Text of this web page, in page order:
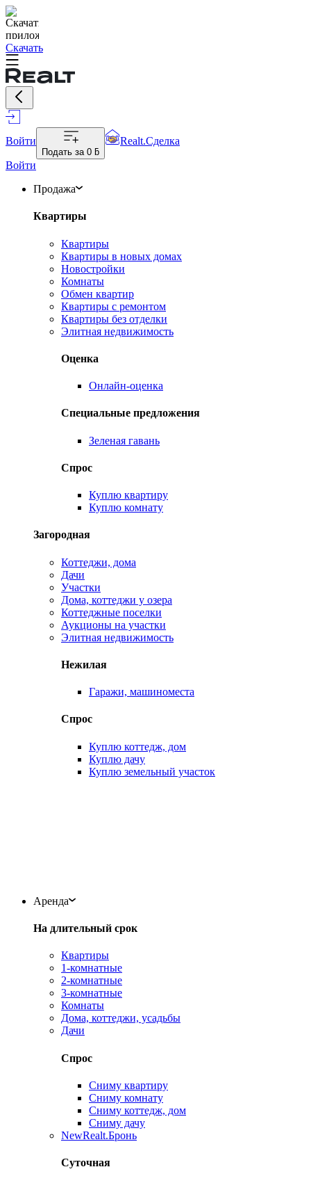
Скачать
Войти
Подать за 0 ƃ
Realt.Сделка
Войти
Продажа
Квартиры
Квартиры
Квартиры в новых домах
Новостройки
Комнаты
Обмен квартир
Квартиры с ремонтом
Квартиры без отделки
Элитная недвижимость
Оценка
Онлайн-оценка
Специальные предложения
Зеленая гавань
Спрос
Куплю квартиру
Куплю комнату
Загородная
Коттеджи, дома
Дачи
Участки
Дома, коттеджи у озера
Коттеджные поселки
Аукционы на участки
Элитная недвижимость
Нежилая
Гаражи, машиноместа
Спрос
Куплю коттедж, дом
Куплю дачу
Куплю земельный участок
Аренда
На длительный срок
Квартиры
1-комнатные
2-комнатные
3-комнатные
Комнаты
Дома, коттеджи, усадьбы
Дачи
Спрос
Сниму квартиру
Сниму комнату
Сниму коттедж, дом
Сниму дачу
NewRealt.Бронь
Суточная